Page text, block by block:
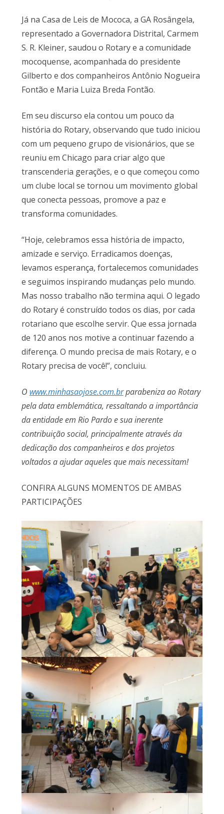
Já na Casa de Leis de Mococa, a GA Rosângela,
representado a Governadora Distrital, Carmem
S. R. Kleiner, saudou o Rotary e a comunidade
mocoquense, acompanhada do presidente
Gilberto e dos companheiros Antônio Nogueira
Fontão e Maria Luiza Breda Fontão.
Em seu discurso ela contou um pouco da
história do Rotary, observando que tudo iniciou
com um pequeno grupo de visionários, que se
reuniu em Chicago para criar algo que
transcenderia gerações, e o que começou como
um clube local se tornou um movimento global
que conecta pessoas, promove a paz e
transforma comunidades.
“Hoje, celebramos essa história de impacto,
amizade e serviço. Erradicamos doenças,
levamos esperança, fortalecemos comunidades
e seguimos inspirando mudanças pelo mundo.
Mas nosso trabalho não termina aqui. O legado
do Rotary é construído todos os dias, por cada
rotariano que escolhe servir. Que essa jornada
de 120 anos nos motive a continuar fazendo a
diferença. O mundo precisa de mais Rotary, e o
Rotary precisa de você!”, concluiu.
O www.minhasaojose.com.brparabeniza ao Rotary
pela data emblemática, ressaltando a importância
da entidade em Rio Pardo e sua inerente
contribuição social, principalmente através da
dedicação dos companheiros e dos projetos
voltados a ajudar aqueles que mais necessitam!
CONFIRA ALGUNS MOMENTOS DE AMBAS
PARTICIPAÇÕES